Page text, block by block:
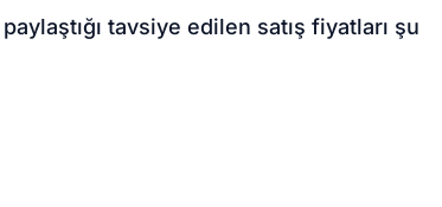
tavsiye edilen satış fiyatları şu